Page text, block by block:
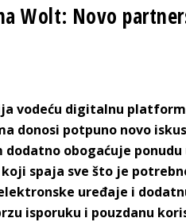
Wolt: Novo
vodeću digitalnu
donosi potpuno novo
dodatno obogaćuje
spaja sve što je
uređaje i
isporuku i pouzdanu